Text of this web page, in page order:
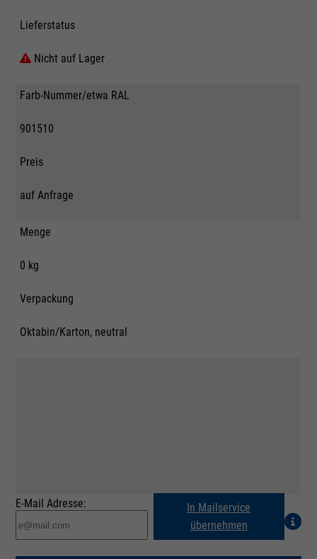
Lieferstatus
Nicht auf Lager
Farb-Nummer/etwa RAL
901510
Preis
auf Anfrage
Menge
0 kg
Verpackung
Oktabin/Karton, neutral
E-Mail Adresse:
In Mailservice
übernehmen